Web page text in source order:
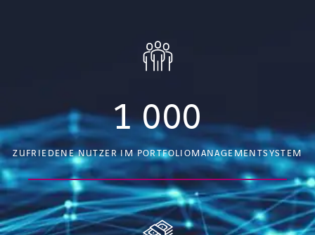
1 000
ZUFRIEDENE NUTZER IM PORTFOLIOMANAGEMENTSYSTEM